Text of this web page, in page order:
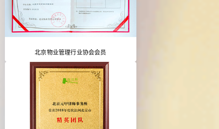
北京物业管理行业协会会员